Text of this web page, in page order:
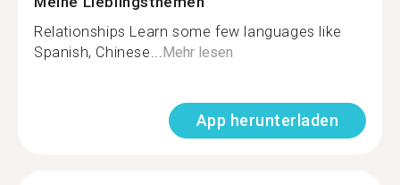
Relationships Learn some few languages like
Spanish, Chinese...Mehr lesen
App herunterladen